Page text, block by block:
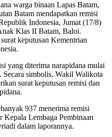
warga binaan Lapas Batam,
Batam mendapatkan remisi
Indonesia, Jumat (17/8)
Klas II Batam, Baloi.
keputusan Kementrian
yang diterima narapidana mulai
Secara simbolis, Wakil Walikota
surat keputusan remisi dan
937 menerima remisi
Kepala Lembaga Pembinaan
dalam laporannya.